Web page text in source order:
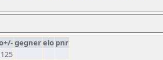
gegnerelo pnr